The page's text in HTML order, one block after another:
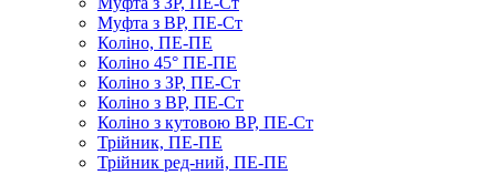
Муфта з ВР, ПЕ-Ст
Коліно, ПЕ-ПЕ
Коліно 45° ПЕ-ПЕ
Коліно з ЗР, ПЕ-Ст
Коліно з ВР, ПЕ-Ст
Коліно з кутовою ВР, ПЕ-Ст
Трійник, ПЕ-ПЕ
Трійник ред-ний, ПЕ-ПЕ